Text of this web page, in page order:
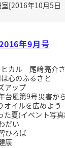
[2016年10月5日
年9月号
カル 尾﨑亮介
心のふるさと
アップ
9号災害から
を広めよう
イベント写真
だい
ひろば
康